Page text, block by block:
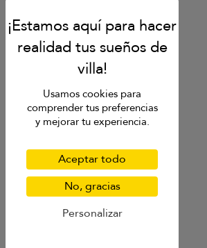
Become our travel partner
More Destinations
Phuket
Koh Samui
Italy
St Barts
Inspiration
Usamos cookies para
comprender tus preferencias
y mejorar tu experiencia.
Aceptar todo
No, gracias
Personalizar